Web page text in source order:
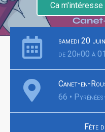
Ca m'intéresse
samedi 20
de 20h00 à
Canet-en-
66 •
Fête